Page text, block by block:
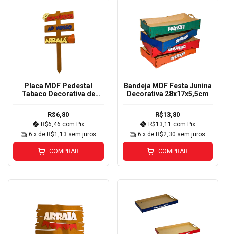
Placa MDF Pedestal
Tabaco Decorativa de
R$6,80
R$6,46 com Pix
6 x de R$1,13 sem juros
COMPRAR
Bandeja MDF Festa Junina
Decorativa 28x17x5,5cm
R$13,80
R$13,11 com Pix
6 x de R$2,30 sem juros
COMPRAR